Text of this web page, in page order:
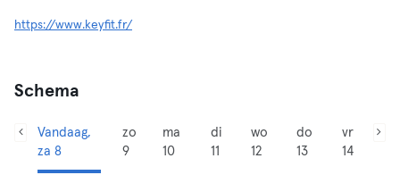
https://www.keyfit.fr/
Schema
Vandaag,
za 8
zo
9
ma
10
di
11
wo
12
do
13
vr
14